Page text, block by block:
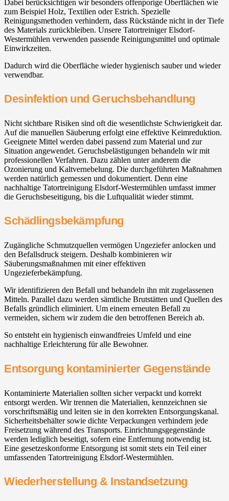
Dabei berücksichtigen wir besonders offenporige Oberflächen wie
zum Beispiel Holz, Textilien oder Estrich. Spezielle
Reinigungsmethoden verhindern, dass Rückstände nicht in der Tiefe
des Materials zurückbleiben. Unsere Tatortreiniger Elsdorf-
Westermühlen verwenden passende Reinigungsmittel und optimale
Einwirkzeiten.
Dadurch wird die Oberfläche wieder hygienisch sauber und wieder
verwendbar.
Desinfektion und Geruchsbehandlung
Nicht sichtbare Risiken sind oft die wesentlichste Schwierigkeit dar.
Auf die manuellen Säuberung erfolgt eine effektive Keimreduktion.
Geeignete Mittel werden dabei passend zum Material und zur
Situation angewendet. Geruchsbelästigungen behandeln wir mit
professionellen Verfahren. Dazu zählen unter anderem die
Ozonierung und Kaltvernebelung. Die durchgeführten Maßnahmen
werden natürlich gemessen und dokumentiert. Denn eine
nachhaltige Tatortreinigung Elsdorf-Westermühlen umfasst immer
die Geruchsbeseitigung, bis die Luftqualität wieder stimmt.
Schädlingsbekämpfung
Zugängliche Schmutzquellen vermögen Ungeziefer anlocken und
den Befallsdruck steigern. Deshalb kombinieren wir
Säuberungsmaßnahmen mit einer effektiven
Ungezieferbekämpfung.
Wir identifizieren den Befall und behandeln ihn mit zugelassenen
Mitteln. Parallel dazu werden sämtliche Brutstätten und Quellen des
Befalls gründlich eliminiert. Um einem erneuten Befall zu
vermeiden, sichern wir zudem die den betroffenen Bereich ab.
So entsteht ein hygienisch einwandfreies Umfeld und eine
nachhaltige Erleichterung für alle Bewohner.
Entsorgung kontaminierter Gegenstände
Kontaminierte Materialien sollten sicher verpackt und korrekt
entsorgt werden. Wir trennen die Materialien, kennzeichnen sie
vorschriftsmäßig und leiten sie in den korrekten Entsorgungskanal.
Sicherheitsbehälter sowie dichte Verpackungen verhindern jede
Freisetzung während des Transports. Einrichtungsgegenstände
werden lediglich beseitigt, sofern eine Entfernung notwendig ist.
Eine gesetzeskonforme Entsorgung ist somit stets ein Teil einer
umfassenden Tatortreinigung Elsdorf-Westermühlen.
Wiederherstellung & Instandsetzung